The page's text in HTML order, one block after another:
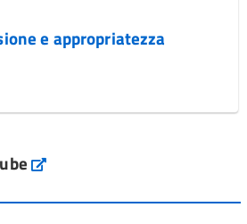
e appropriatezza